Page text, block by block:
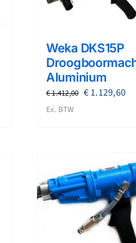
Weka DKS15P
Aluminium
€1.412,00 €1.129,60
Ex. BTW